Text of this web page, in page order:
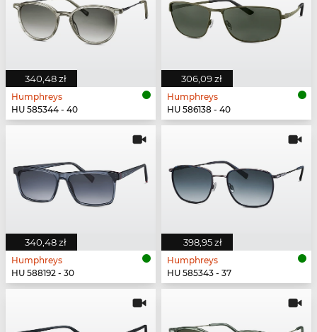
340,48 zł
Humphreys
HU 585344 - 40
306,09 zł
Humphreys
HU 586138 - 40
340,48 zł
Humphreys
HU 588192 - 30
398,95 zł
Humphreys
HU 585343 - 37